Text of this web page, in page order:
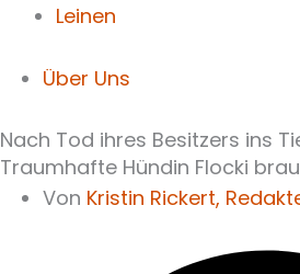
Leinen
Über Uns
Nach Tod ihres Besitzers ins
Traumhafte Hündin Flocki
Von Kristin Rickert,